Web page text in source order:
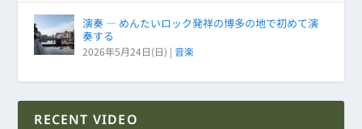
演奏 ― めんたいロック発祥の博多の地で初めて演
奏する
2026年5月24日(日) |音楽
RECENT VIDEO